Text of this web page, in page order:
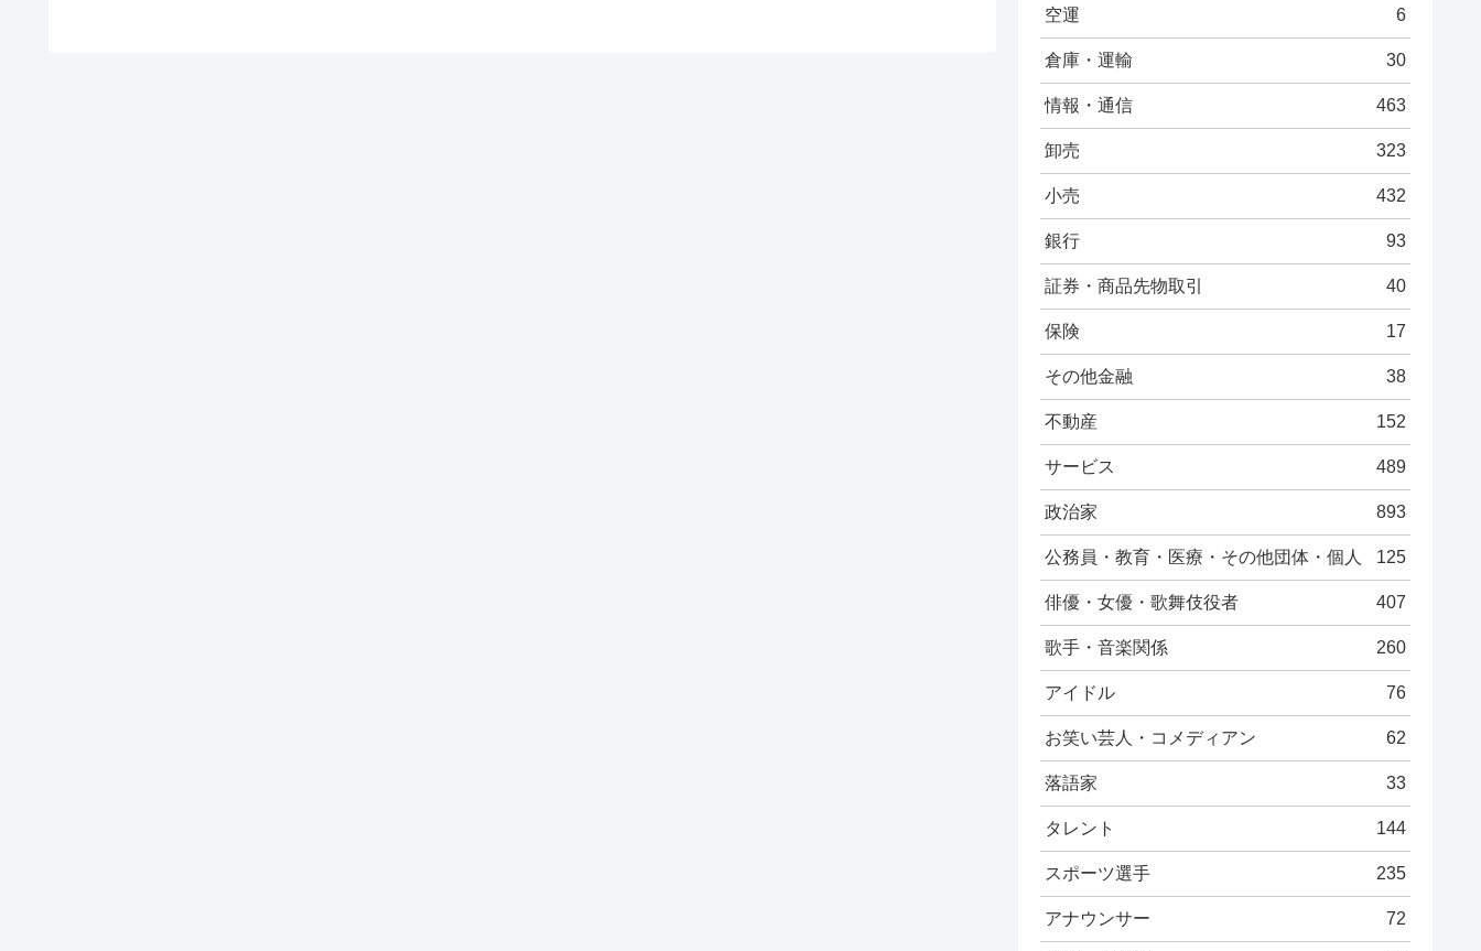
空運 6
倉庫・運輸 30
情報・通信 463
卸売 323
小売 432
銀行 93
証券・商品先物取引 40
保険 17
その他金融 38
不動産 152
サービス 489
政治家 893
公務員・教育・医療・その他団体・個人 125
俳優・女優・歌舞伎役者 407
歌手・音楽関係 260
アイドル 76
お笑い芸人・コメディアン 62
落語家 33
タレント 144
スポーツ選手 235
アナウンサー 72